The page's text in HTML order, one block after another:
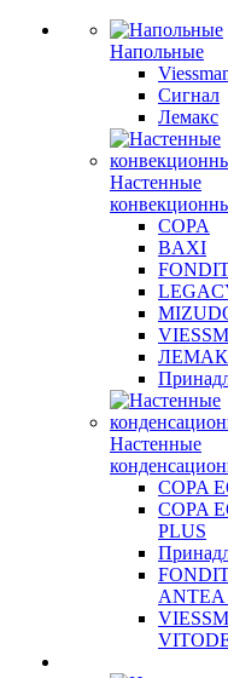
Напольные
Сигнал
Лемакс
Настенные
COPA
BAXI
Настенные
COPA
COPA
PLUS
ANTEA